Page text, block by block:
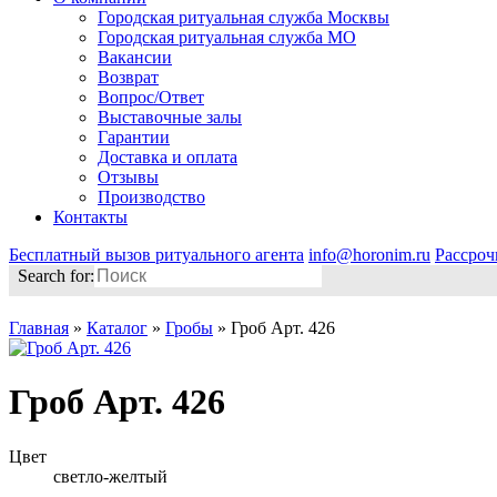
Городская ритуальная служба Москвы
Городская ритуальная служба МО
Вакансии
Возврат
Вопрос/Ответ
Выставочные залы
Гарантии
Доставка и оплата
Отзывы
Производство
Контакты
Бесплатный вызов ритуального агента info@horonim.ru
Search for:
Главная » Каталог » Гробы » Гроб Арт. 426
Гроб Арт. 426
Цвет
светло-желтый